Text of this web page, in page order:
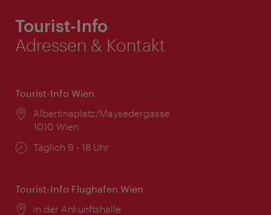
Tourist-Info
Adressen & Kontakt
Tourist-Info Wien
Ort:
Albertinaplatz/Maysedergasse
1010 Wien
Öffnungszeiten:
Täglich 9 - 18 Uhr
Tourist-Info Flughafen Wien
Ort:
in der Ankunftshalle